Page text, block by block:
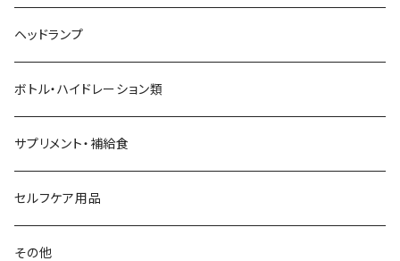
AZUMA BAG
BANANA GO
Beruf Baggage
Body Glide
BONE
ショルダーバッグ
トートバッグ
2WAYバッグ/3WAYバッグ
その他バッグ
サングラス
てぬぐい
財布
アームカバー
ネックゲイター
ヘッドランプ
ボトル・ハイドレーション類
サプリメント・補給食
セルフケア用品
その他